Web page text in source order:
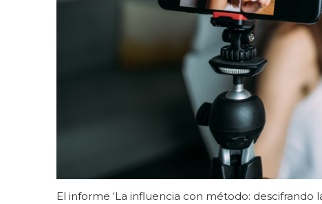
El informe ‘La influencia con método: